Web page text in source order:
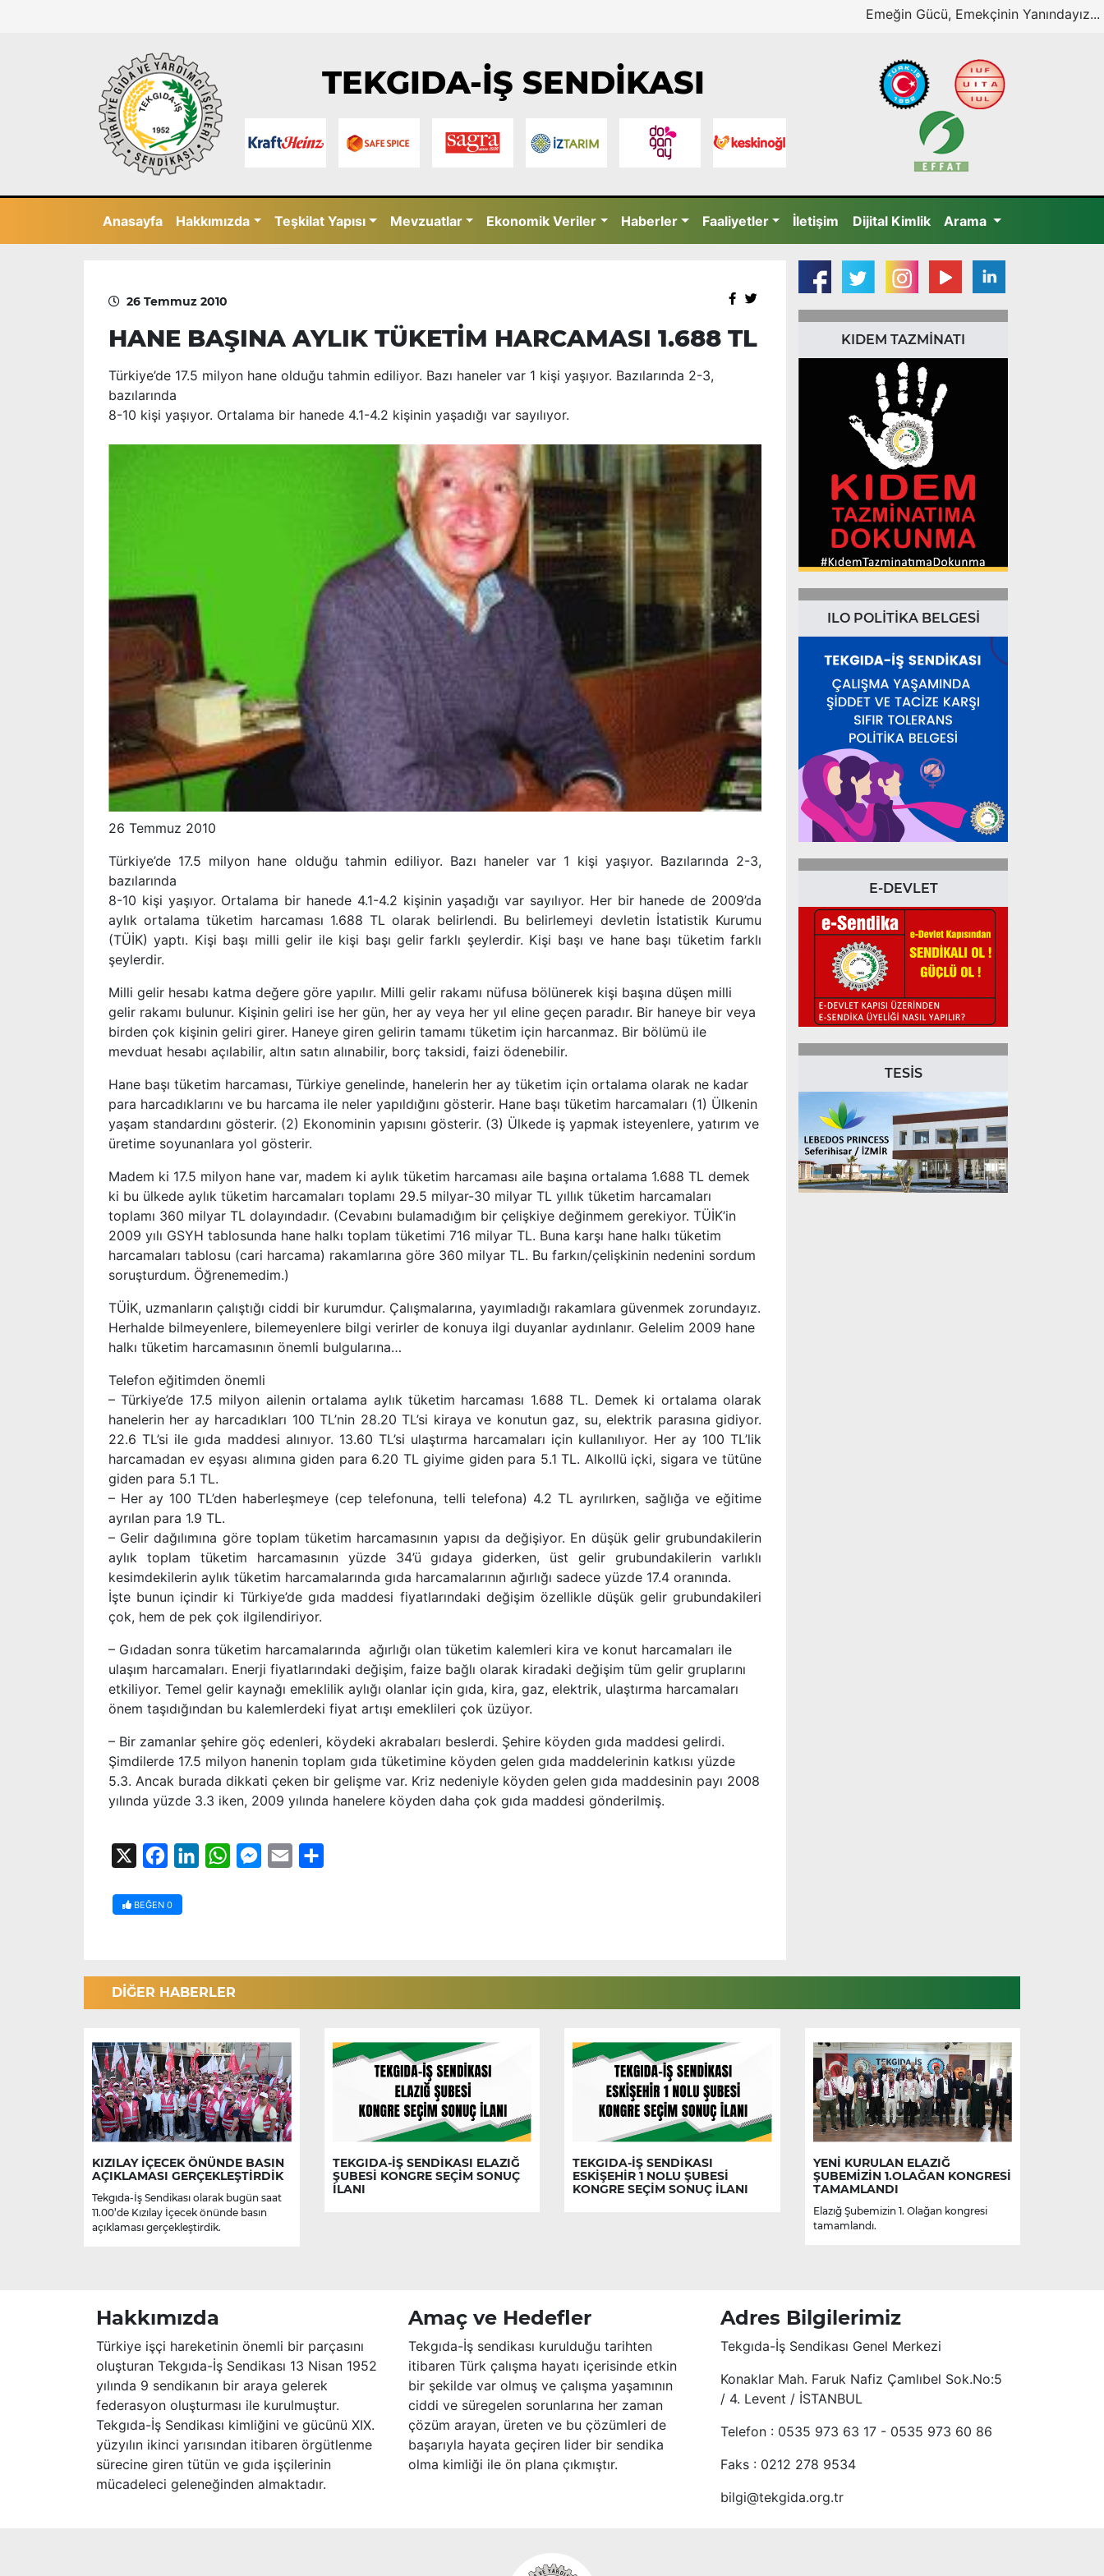
Emeğin Gücü, Emekçinin Yanındayız...
TEKGIDA-İŞ SENDİKASI
Anasayfa Hakkımızda Teşkilat Yapısı Mevzuatlar Ekonomik Veriler Haberler Faaliyetler İletişim Dijital Kimlik Arama
26 Temmuz 2010
HANE BAŞINA AYLIK TÜKETİM HARCAMASI 1.688 TL
Türkiye’de 17.5 milyon hane olduğu tahmin ediliyor. Bazı haneler var 1 kişi yaşıyor. Bazılarında 2-3,
bazılarında
8-10 kişi yaşıyor. Ortalama bir hanede 4.1-4.2 kişinin yaşadığı var sayılıyor.
26 Temmuz 2010
Türkiye’de 17.5 milyon hane olduğu tahmin ediliyor. Bazı haneler var 1 kişi yaşıyor. Bazılarında 2-3,
bazılarında
8-10 kişi yaşıyor. Ortalama bir hanede 4.1-4.2 kişinin yaşadığı var sayılıyor. Her bir hanede de 2009’da
aylık ortalama tüketim harcaması 1.688 TL olarak belirlendi. Bu belirlemeyi devletin İstatistik Kurumu
(TÜİK) yaptı. Kişi başı milli gelir ile kişi başı gelir farklı şeylerdir. Kişi başı ve hane başı tüketim farklı
şeylerdir.
Milli gelir hesabı katma değere göre yapılır. Milli gelir rakamı nüfusa bölünerek kişi başına düşen milli
gelir rakamı bulunur. Kişinin geliri ise her gün, her ay veya her yıl eline geçen paradır. Bir haneye bir veya
birden çok kişinin geliri girer. Haneye giren gelirin tamamı tüketim için harcanmaz. Bir bölümü ile
mevduat hesabı açılabilir, altın satın alınabilir, borç taksidi, faizi ödenebilir.
Hane başı tüketim harcaması, Türkiye genelinde, hanelerin her ay tüketim için ortalama olarak ne kadar
para harcadıklarını ve bu harcama ile neler yapıldığını gösterir. Hane başı tüketim harcamaları (1) Ülkenin
yaşam standardını gösterir. (2) Ekonominin yapısını gösterir. (3) Ülkede iş yapmak isteyenlere, yatırım ve
üretime soyunanlara yol gösterir.
Madem ki 17.5 milyon hane var, madem ki aylık tüketim harcaması aile başına ortalama 1.688 TL demek
ki bu ülkede aylık tüketim harcamaları toplamı 29.5 milyar-30 milyar TL yıllık tüketim harcamaları
toplamı 360 milyar TL dolayındadır. (Cevabını bulamadığım bir çelişkiye değinmem gerekiyor. TÜİK’in
2009 yılı GSYH tablosunda hane halkı toplam tüketimi 716 milyar TL. Buna karşı hane halkı tüketim
harcamaları tablosu (cari harcama) rakamlarına göre 360 milyar TL. Bu farkın/çelişkinin nedenini sordum
soruşturdum. Öğrenemedim.)
TÜİK, uzmanların çalıştığı ciddi bir kurumdur. Çalışmalarına, yayımladığı rakamlara güvenmek zorundayız.
Herhalde bilmeyenlere, bilemeyenlere bilgi verirler de konuya ilgi duyanlar aydınlanır. Gelelim 2009 hane
halkı tüketim harcamasının önemli bulgularına…
Telefon eğitimden önemli
– Türkiye’de 17.5 milyon ailenin ortalama aylık tüketim harcaması 1.688 TL. Demek ki ortalama olarak
hanelerin her ay harcadıkları 100 TL’nin 28.20 TL’si kiraya ve konutun gaz, su, elektrik parasına gidiyor.
22.6 TL’si ile gıda maddesi alınıyor. 13.60 TL’si ulaştırma harcamaları için kullanılıyor. Her ay 100 TL’lik
harcamadan ev eşyası alımına giden para 6.20 TL giyime giden para 5.1 TL. Alkollü içki, sigara ve tütüne
giden para 5.1 TL.
– Her ay 100 TL’den haberleşmeye (cep telefonuna, telli telefona) 4.2 TL ayrılırken, sağlığa ve eğitime
ayrılan para 1.9 TL.
– Gelir dağılımına göre toplam tüketim harcamasının yapısı da değişiyor. En düşük gelir grubundakilerin
aylık toplam tüketim harcamasının yüzde 34’ü gıdaya giderken, üst gelir grubundakilerin varlıklı
kesimdekilerin aylık tüketim harcamalarında gıda harcamalarının ağırlığı sadece yüzde 17.4 oranında.
İşte bunun içindir ki Türkiye’de gıda maddesi fiyatlarındaki değişim özellikle düşük gelir grubundakileri
çok, hem de pek çok ilgilendiriyor.
– Gıdadan sonra tüketim harcamalarında ağırlığı olan tüketim kalemleri kira ve konut harcamaları ile
ulaşım harcamaları. Enerji fiyatlarındaki değişim, faize bağlı olarak kiradaki değişim tüm gelir gruplarını
etkiliyor. Temel gelir kaynağı emeklilik aylığı olanlar için gıda, kira, gaz, elektrik, ulaştırma harcamaları
önem taşıdığından bu kalemlerdeki fiyat artışı emeklileri çok üzüyor.
– Bir zamanlar şehire göç edenleri, köydeki akrabaları beslerdi. Şehire köyden gıda maddesi gelirdi.
Şimdilerde 17.5 milyon hanenin toplam gıda tüketimine köyden gelen gıda maddelerinin katkısı yüzde
5.3. Ancak burada dikkati çeken bir gelişme var. Kriz nedeniyle köyden gelen gıda maddesinin payı 2008
yılında yüzde 3.3 iken, 2009 yılında hanelere köyden daha çok gıda maddesi gönderilmiş.
FacebookLinkedInWhatsAppMessenger
Email
BEĞEN 0
KIDEM TAZMİNATI
ILO POLİTİKA BELGESİ
E-DEVLET
TESİS
DİĞER HABERLER
KIZILAY İÇECEK ÖNÜNDE BASIN
AÇIKLAMASI GERÇEKLEŞTİRDİK
Tekgıda-İş Sendikası olarak bugün saat
11.00’de Kızılay İçecek önünde basın
açıklaması gerçekleştirdik.
TEKGIDA-İŞ SENDİKASI ELAZIĞ
ŞUBESİ KONGRE SEÇİM SONUÇ
İLANI
TEKGIDA-İŞ SENDİKASI
ESKİŞEHİR 1 NOLU ŞUBESİ
KONGRE SEÇİM SONUÇ İLANI
YENİ KURULAN ELAZIĞ
ŞUBEMİZİN 1.OLAĞAN KONGRESİ
TAMAMLANDI
Elazığ Şubemizin 1. Olağan kongresi
tamamlandı.
Hakkımızda
Türkiye işçi hareketinin önemli bir parçasını
oluşturan Tekgıda-İş Sendikası 13 Nisan 1952
yılında 9 sendikanın bir araya gelerek
federasyon oluşturması ile kurulmuştur.
Tekgıda-İş Sendikası kimliğini ve gücünü XIX.
yüzyılın ikinci yarısından itibaren örgütlenme
sürecine giren tütün ve gıda işçilerinin
mücadeleci geleneğinden almaktadır.
Amaç ve Hedefler
Tekgıda-İş sendikası kurulduğu tarihten
itibaren Türk çalışma hayatı içerisinde etkin
bir şekilde var olmuş ve çalışma yaşamının
ciddi ve süregelen sorunlarına her zaman
çözüm arayan, üreten ve bu çözümleri de
başarıyla hayata geçiren lider bir sendika
olma kimliği ile ön plana çıkmıştır.
Adres Bilgilerimiz
Tekgıda-İş Sendikası Genel Merkezi
Konaklar Mah. Faruk Nafiz Çamlıbel Sok.No:5
/ 4. Levent / İSTANBUL
Telefon : 0535 973 63 17 - 0535 973 60 86
Faks : 0212 278 9534
bilgi@tekgida.org.tr